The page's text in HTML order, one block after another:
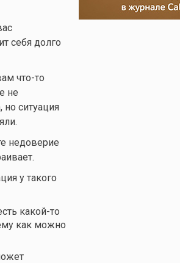
себя долго
что-то
не
но ситуация
недоверие
у такого
какой-то
как можно